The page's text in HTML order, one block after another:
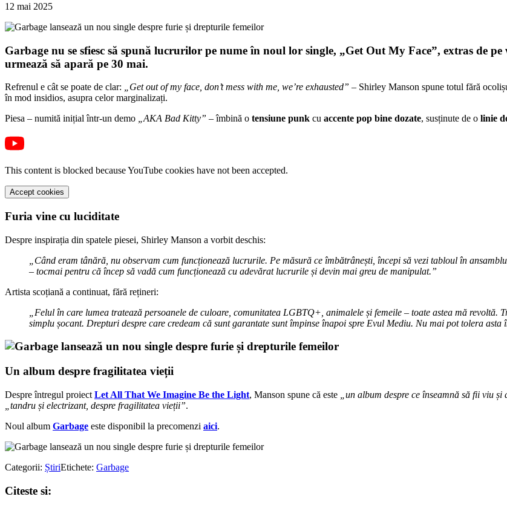
12 mai 2025
Garbage nu se sfiesc să spună lucrurilor pe nume în noul lor single, „Get Out My Face”, extras de
urmează să apară pe 30 mai.
Refrenul e cât se poate de clar: „Get out of my face, don’t mess with me, we’re exhausted” – Shirley Manson spune totul fără
în mod insidios, asupra celor marginalizați.
Piesa – numită inițial într-un demo
„AKA Bad Kitty” – îmbină o tensiune punk cu accente pop bine dozate, susținute de o linie
This content is blocked because YouTube cookies have not been accepted.
Accept cookies
Furia vine cu luciditate
Despre inspirația din spatele piesei, Shirley Manson a vorbit deschis:
„Când eram tânără, nu observam cum funcționează lucrurile. Pe măsură ce îmbătrânești, începi să vezi tabloul în
– tocmai pentru că încep să vadă cum funcționează cu adevărat lucrurile și devin mai greu de manipulat.”
Artista scoțiană a continuat, fără rețineri:
„Felul în care lumea tratează persoanele de culoare, comunitatea LGBTQ+, animalele și femeile – toate astea mă
simplu șocant. Drepturi despre care credeam că sunt garantate sunt împinse înapoi spre Evul Mediu. Nu mai pot tolera
Un album despre fragilitatea vieții
Despre întregul proiect Let All That We Imagine Be the Light, Manson spune că este „un album despre ce înseamnă să fii viu
„tandru și electrizant, despre fragilitatea vieții”.
Noul album Garbage este disponibil la precomenzi aici.
Categorii: ȘtiriEtichete: Garbage
Citeste si: